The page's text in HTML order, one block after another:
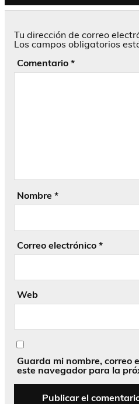
Tu dirección de correo
Los campos obligatorios
Comentario *
Nombre *
Correo electrónico *
Web
Guarda mi nombre, correo
este navegador para la